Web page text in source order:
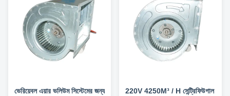
ভেরিয়েবল এয়ার ভলিউম সিস্টেমের জন্য
220V 4250M³ / H সেন্ট্রিফিউগাল